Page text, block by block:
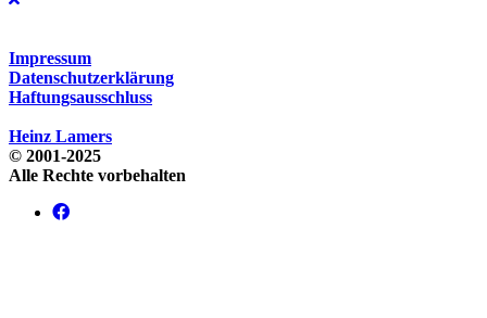
Impressum
Datenschutzerklärung
Haftungsausschluss
Heinz Lamers
© 2001-2025
Alle Rechte vorbehalten